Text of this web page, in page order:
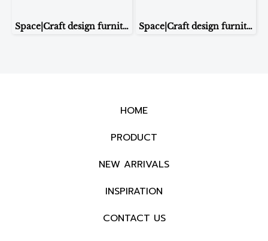
Space|Craft design furniture & living TABLE LAMP รุ่น8198 Space|Craft design furniture & living TABLE LAMP รุ่น8232
HOME
PRODUCT
NEW ARRIVALS
INSPIRATION
CONTACT US